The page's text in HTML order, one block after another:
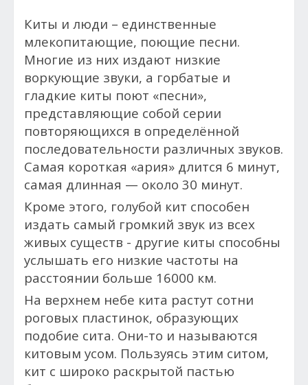
Киты и люди – единственные
млекопитающие, поющие песни.
Многие из них издают низкие
воркующие звуки, а горбатые и
гладкие киты поют «песни»,
представляющие собой серии
повторяющихся в определённой
последовательности различных звуков.
Самая короткая «ария» длится 6 минут,
самая длинная — около 30 минут.
Кроме этого, голубой кит способен
издать самый громкий звук из всех
живых существ - другие киты способны
услышать его низкие частоты на
расстоянии больше 16000 км.
На верхнем небе кита растут сотни
роговых пластинок, образующих
подобие сита. Они-то и называются
китовым усом. Пользуясь этим ситом,
кит с широко раскрытой пастью